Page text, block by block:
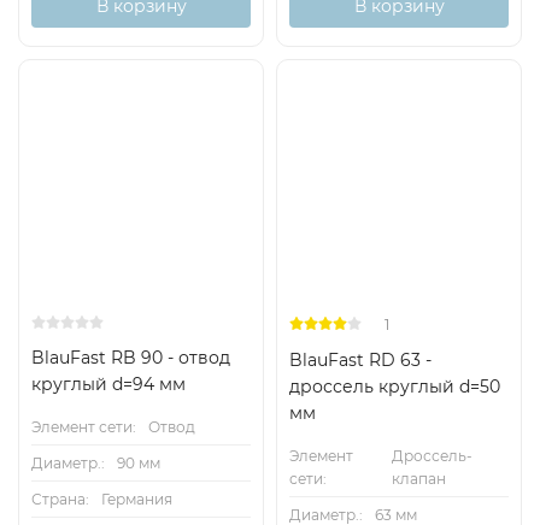
В корзину В корзину
BlauFast RB 90 - отвод
круглый d=94 мм
Элемент сети:
Отвод
Диаметр.:
90 мм
Страна:
Германия
1
BlauFast RD 63 -
дроссель круглый d=50
мм
Элемент
сети:
Дроссель-
клапан
Диаметр.:
63 мм